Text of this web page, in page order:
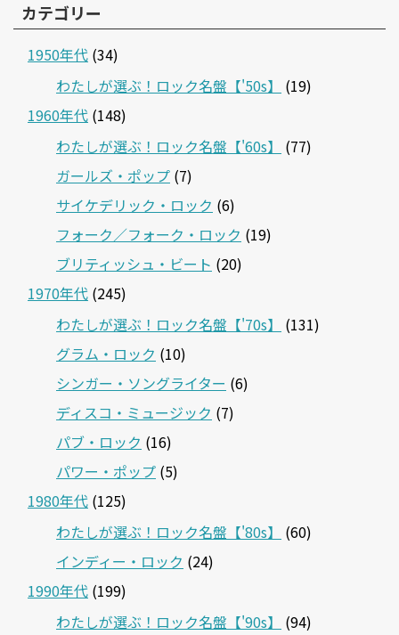
カテゴリー
1950年代 (34)
わたしが選ぶ！ロック名盤【'50s】
(19)
1960年代 (148)
わたしが選ぶ！ロック名盤【'60s】
(77)
ガールズ・ポップ (7)
サイケデリック・ロック (6)
フォーク／フォーク・ロック (19)
ブリティッシュ・ビート (20)
1970年代 (245)
わたしが選ぶ！ロック名盤【'70s】
(131)
グラム・ロック (10)
シンガー・ソングライター (6)
ディスコ・ミュージック (7)
パブ・ロック (16)
パワー・ポップ (5)
1980年代 (125)
わたしが選ぶ！ロック名盤【'80s】
(60)
インディー・ロック (24)
1990年代 (199)
わたしが選ぶ！ロック名盤【'90s】
(94)